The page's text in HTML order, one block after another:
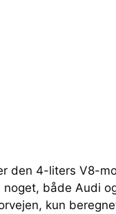
den 4-liters V8-
både Audi
kun